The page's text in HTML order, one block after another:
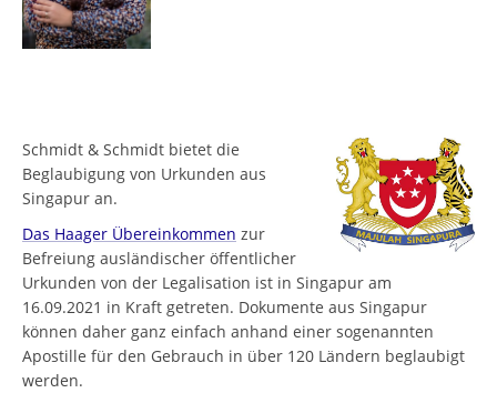
Schmidt & Schmidt bietet die
Beglaubigung von Urkunden aus
Singapur an.
Das Haager Übereinkommen zur
Befreiung ausländischer öffentlicher
Urkunden von der Legalisation ist in Singapur am
16.09.2021 in Kraft getreten. Dokumente aus Singapur
können daher ganz einfach anhand einer sogenannten
Apostille für den Gebrauch in über 120 Ländern beglaubigt
werden.